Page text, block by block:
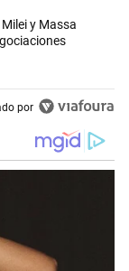
marcan
y Massa
por